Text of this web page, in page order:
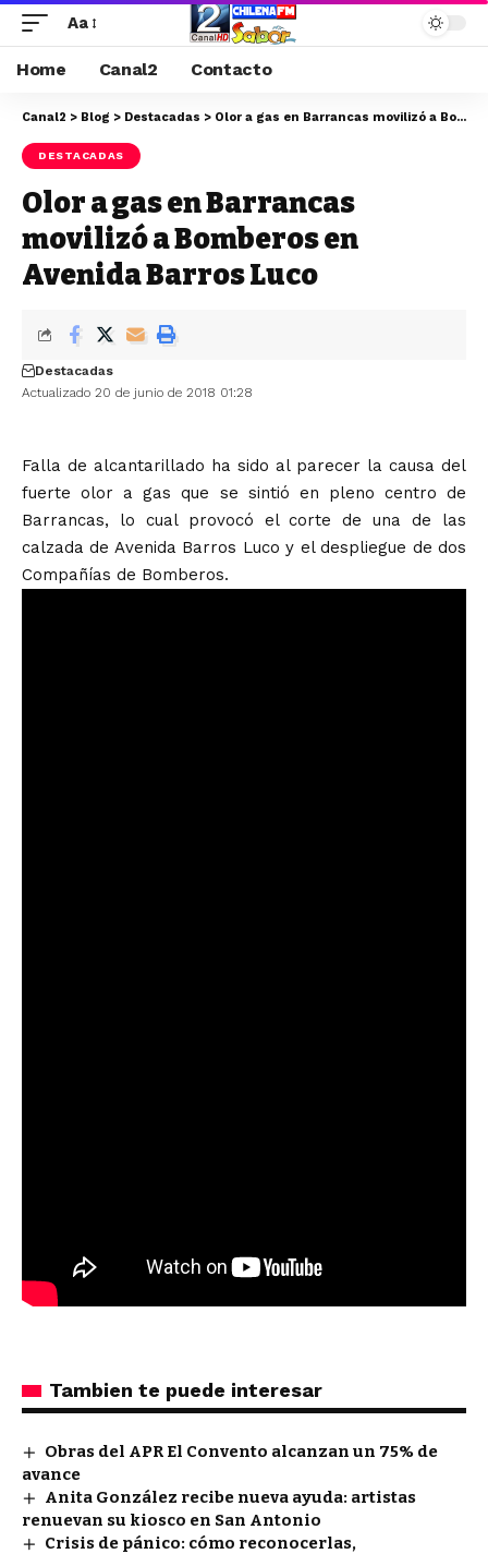
Aa
Home Canal2 Contacto
Canal2 > Blog > Destacadas > Olor a gas en Barrancas movilizó a Bomberos en Avenida Barros Luco
DESTACADAS
Olor a gas en Barrancas
movilizó a Bomberos en
Avenida Barros Luco
Actualizado 20 de junio de 2018 01:28
Destacadas
Falla de alcantarillado ha sido al parecer la causa del
fuerte olor a gas que se sintió en pleno centro de
Barrancas, lo cual provocó el corte de una de las
calzada de Avenida Barros Luco y el despliegue de dos
Compañías de Bomberos.
Tambien te puede interesar
Obras del APR El Convento alcanzan un 75% de
avance
Anita González recibe nueva ayuda: artistas
renuevan su kiosco en San Antonio
Crisis de pánico: cómo reconocerlas,